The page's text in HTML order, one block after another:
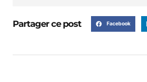
Partager ce post Facebook